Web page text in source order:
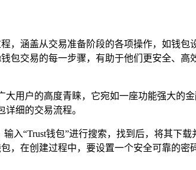
，涵盖从交易准备阶段的各项操作，如钱包
包交易的每一步骤，有助于他们更安全、高
大用户的高度青睐，它宛如一座功能强大的
细的交易流程。
入“Trust钱包”进行搜索，找到后，将其下
，在创建过程中，要设置一个安全可靠的密